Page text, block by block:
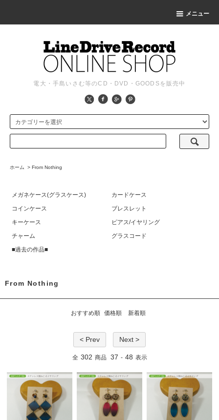
メニュー
電大・手島いさむ等のCD・DVD・GOODSを販売中
ホーム > From Nothing
メガネケース(グラスケース)
カードケース
コインケース
ブレスレット
キーケース
ピアス/イヤリング
チャーム
グラスコード
■過去の作品■
From Nothing
おすすめ順 価格順 新着順
< Prev Next >
全 302 商品 37 - 48 表示